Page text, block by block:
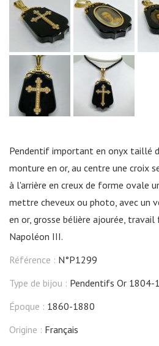
Pendentif important en onyx taillé
monture en or, au centre une croix
à l'arrière en creux de forme ovale
mettre cheveux ou photo, avec un
en or, grosse bélière ajourée, travail
Napoléon III.
Référence : N°P1299
Type de bijou : Pendentifs Or 1804-
Époque : 1860-1880
Origine : Français